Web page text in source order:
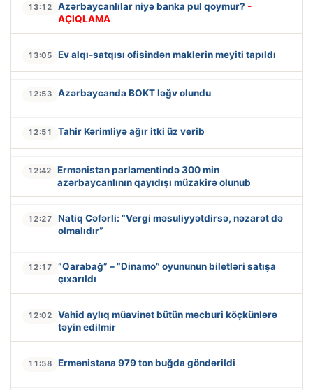
13:12 Azərbaycanlılar niyə banka pul qoymur? -
AÇIQLAMA
13:05 Ev alqı-satqısı ofisindən maklerin meyiti tapıldı
12:53 Azərbaycanda BOKT ləğv olundu
12:51 Tahir Kərimliyə ağır itki üz verib
12:42
Ermənistan parlamentində 300 min
azərbaycanlının qayıdışı müzakirə olunub
12:27
Natiq Cəfərli: “Vergi məsuliyyətdirsə, nəzarət də
olmalıdır”
12:17
“Qarabağ” – “Dinamo” oyununun biletləri satışa
çıxarıldı
12:02
Vahid aylıq müavinət bütün məcburi köçkünlərə
təyin edilmir
11:58 Ermənistana 979 ton buğda göndərildi